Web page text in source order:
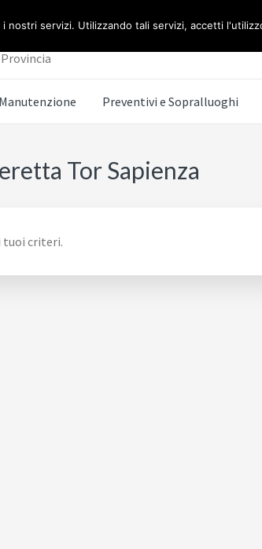
BERETTA ROMA
Manutenzione Preventivi e Sopralluoghi
Tor Sapienza
tuoi criteri.
nostri servizi. Utilizzando tali servizi, accetti